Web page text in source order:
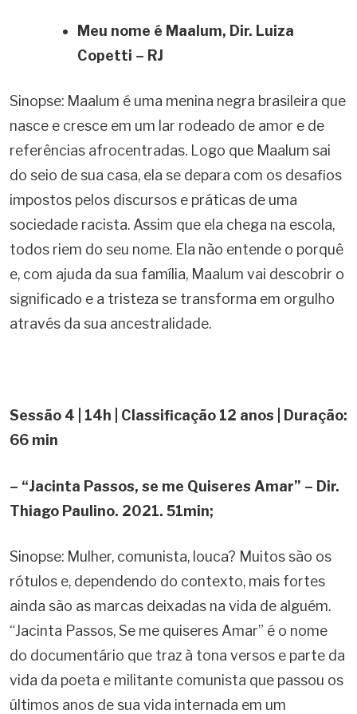
Meu nome é Maalum, Dir. Luiza
Copetti – RJ
Sinopse: Maalum é uma menina negra brasileira que
nasce e cresce em um lar rodeado de amor e de
referências afrocentradas. Logo que Maalum sai
do seio de sua casa, ela se depara com os desafios
impostos pelos discursos e práticas de uma
sociedade racista. Assim que ela chega na escola,
todos riem do seu nome. Ela não entende o porquê
e, com ajuda da sua família, Maalum vai descobrir o
significado e a tristeza se transforma em orgulho
através da sua ancestralidade.
Sessão 4 | 14h | Classificação 12 anos | Duração:
66 min
– “Jacinta Passos, se me Quiseres Amar” – Dir.
Thiago Paulino. 2021. 51min;
Sinopse: Mulher, comunista, louca? Muitos são os
rótulos e, dependendo do contexto, mais fortes
ainda são as marcas deixadas na vida de alguém.
“Jacinta Passos, Se me quiseres Amar” é o nome
do documentário que traz à tona versos e parte da
vida da poeta e militante comunista que passou os
últimos anos de sua vida internada em um